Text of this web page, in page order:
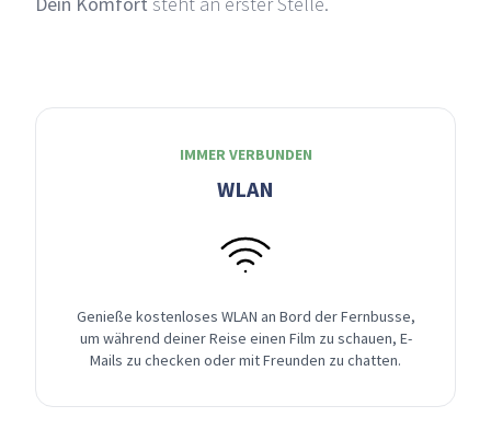
IMMER VERBUNDEN
WLAN
Genieße kostenloses WLAN an Bord der Fernbusse,
um während deiner Reise einen Film zu schauen, E-
Mails zu checken oder mit Freunden zu chatten.